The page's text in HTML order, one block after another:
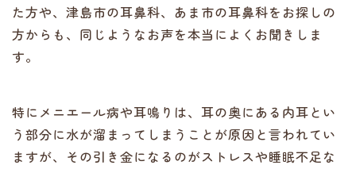
た方や、津島市の耳鼻科、あま市の耳鼻科をお探しの
方からも、同じようなお声を本当によくお聞きしま
す。
特にメニエール病や耳鳴りは、耳の奥にある内耳とい
う部分に水が溜まってしまうことが原因と言われてい
ますが、その引き金になるのがストレスや睡眠不足な